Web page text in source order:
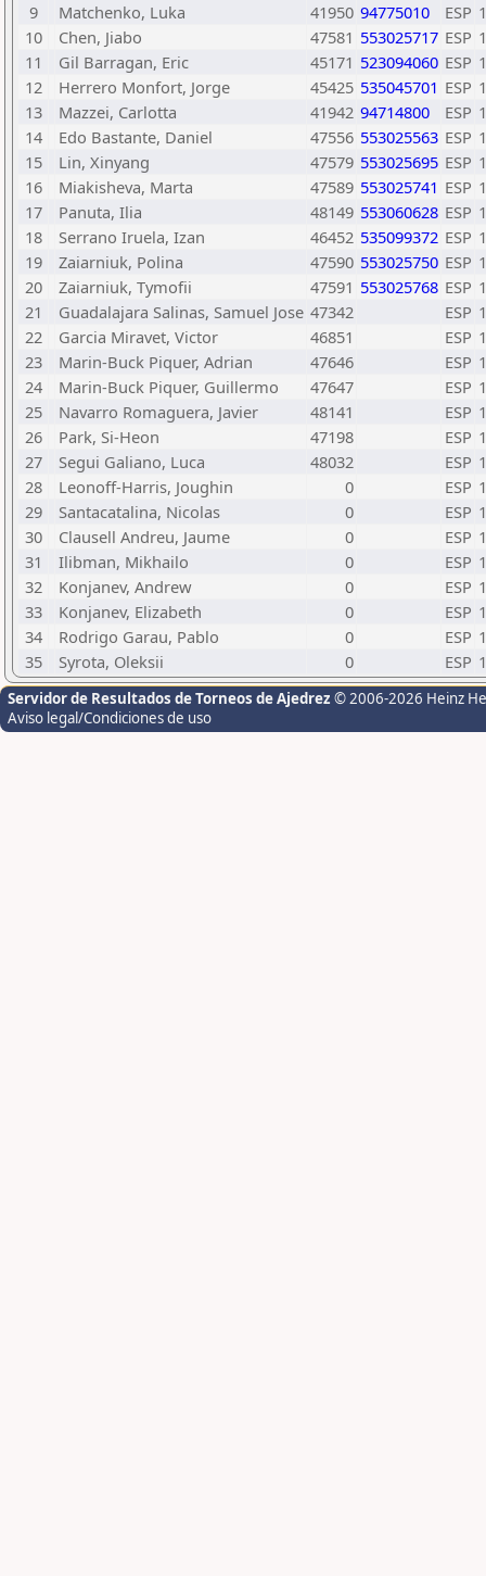
9
Matchenko, Luka 41950 94775010 ESP
10
Chen, Jiabo 47581 553025717 ESP
11
Gil Barragan, Eric 45171 523094060 ESP
12
Herrero Monfort, Jorge 45425 535045701 ESP
13
Mazzei, Carlotta 41942 94714800 ESP
14
Edo Bastante, Daniel 47556 553025563 ESP
15
Lin, Xinyang 47579 553025695 ESP
16
Miakisheva, Marta 47589 553025741 ESP
17
Panuta, Ilia 48149 553060628 ESP
18
Serrano Iruela, Izan 46452 535099372 ESP
19
Zaiarniuk, Polina 47590 553025750 ESP
20
Zaiarniuk, Tymofii 47591 553025768 ESP
21
Guadalajara Salinas, Samuel Jose 47342 ESP
22
Garcia Miravet, Victor 46851 ESP
23
Marin-Buck Piquer, Adrian 47646 ESP
24
Marin-Buck Piquer, Guillermo 47647 ESP
25
Navarro Romaguera, Javier 48141 ESP
26
Park, Si-Heon 47198 ESP
27
Segui Galiano, Luca 48032 ESP
28
Leonoff-Harris, Joughin 0 ESP
29
Santacatalina, Nicolas 0 ESP
30
Clausell Andreu, Jaume 0 ESP
31
Ilibman, Mikhailo 0 ESP
32
Konjanev, Andrew 0 ESP
33
Konjanev, Elizabeth 0 ESP
34
Rodrigo Garau, Pablo 0 ESP
35
Syrota, Oleksii 0 ESP
Servidor de Resultados de Torneos de Ajedrez © 2006-2026 Heinz
Aviso legal/Condiciones de uso